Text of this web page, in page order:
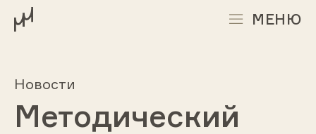
МЕНЮ
Новости
Методический